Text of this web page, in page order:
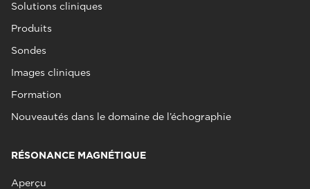
Solutions cliniques
Produits
Sondes
Images cliniques
Formation
Nouveautés dans le domaine de l’échographie
RÉSONANCE MAGNÉTIQUE
Aperçu